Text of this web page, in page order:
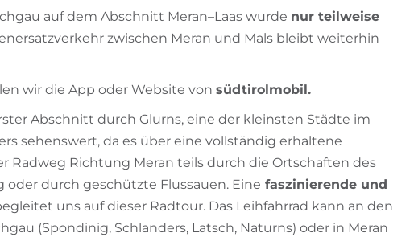
auf dem Abschnitt Meran–Laas wurde nur teilweise
zwischen Meran und Mals bleibt weiterhin
wir die App oder Website von südtirolmobil.
Abschnitt durch Glurns, eine der kleinsten Städte im
sehenswert, da es über eine vollständig erhaltene
Radweg Richtung Meran teils durch die Ortschaften des
oder durch geschützte Flussauen. Eine faszinierende und
uns auf dieser Radtour. Das Leihfahrrad kann an den
(Spondinig, Schlanders, Latsch, Naturns) oder in Meran